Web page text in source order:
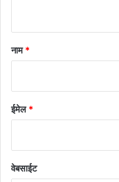
नाम*
ईमेल*
वेबसाईट